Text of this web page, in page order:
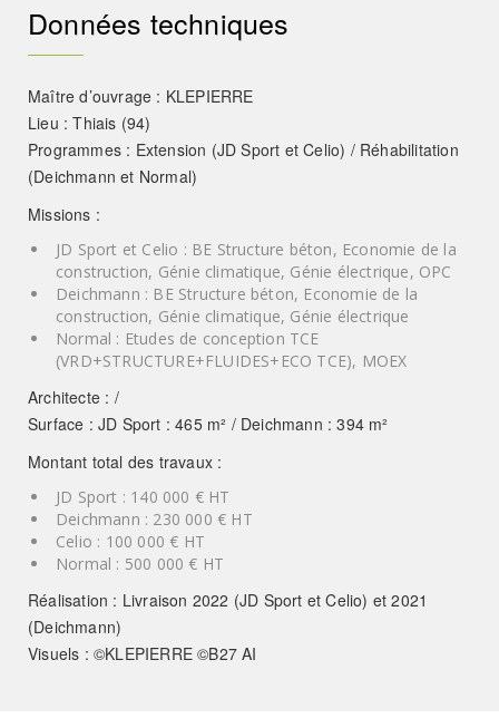
Données techniques
Maître d’ouvrage : KLEPIERRE
Lieu : Thiais (94)
Programmes : Extension (JD Sport et Celio) / Réhabilitation
(Deichmann et Normal)
Missions :
JD Sport et Celio : BE Structure béton, Economie de la
construction, Génie climatique, Génie électrique, OPC
Deichmann : BE Structure béton, Economie de la
construction, Génie climatique, Génie électrique
Normal : Etudes de conception TCE
(VRD+STRUCTURE+FLUIDES+ECO TCE), MOEX
Architecte : /
Surface : JD Sport : 465 m² / Deichmann : 394 m²
Montant total des travaux :
JD Sport : 140 000 € HT
Deichmann : 230 000 € HT
Celio : 100 000 € HT
Normal : 500 000 € HT
Réalisation : Livraison 2022 (JD Sport et Celio) et 2021
(Deichmann)
Visuels : ©KLEPIERRE ©B27 AI